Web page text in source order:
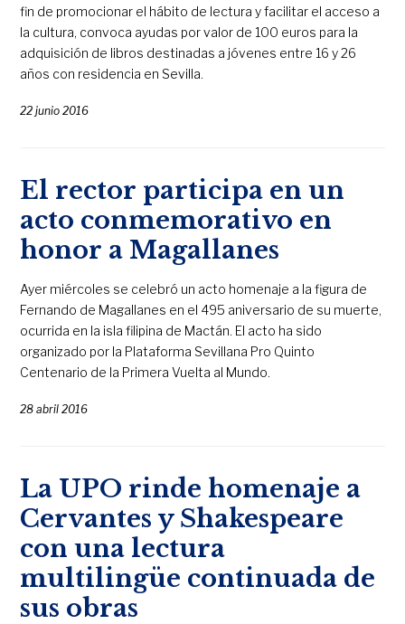
fin de promocionar el hábito de lectura y facilitar el acceso a
la cultura, convoca ayudas por valor de 100 euros para la
adquisición de libros destinadas a jóvenes entre 16 y 26
años con residencia en Sevilla.
22 junio 2016
El rector participa en un
acto conmemorativo en
honor a Magallanes
Ayer miércoles se celebró un acto homenaje a la figura de
Fernando de Magallanes en el 495 aniversario de su muerte,
ocurrida en la isla filipina de Mactán. El acto ha sido
organizado por la Plataforma Sevillana Pro Quinto
Centenario de la Primera Vuelta al Mundo.
28 abril 2016
La UPO rinde homenaje a
Cervantes y Shakespeare
con una lectura
multilingüe continuada de
sus obras